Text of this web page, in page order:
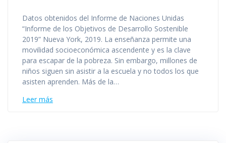
Datos obtenidos del Informe de Naciones Unidas
“Informe de los Objetivos de Desarrollo Sostenible
2019” Nueva York, 2019. La enseñanza permite una
movilidad socioeconómica ascendente y es la clave
para escapar de la pobreza. Sin embargo, millones de
niños siguen sin asistir a la escuela y no todos los que
asisten aprenden. Más de la…
Leer más